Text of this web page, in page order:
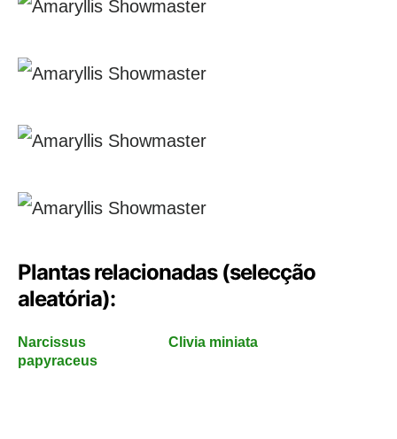
Plantas relacionadas (selecção
aleatória):
Narcissus
papyraceus
Clivia miniata